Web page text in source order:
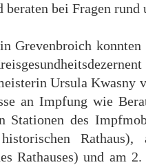
bei Fragen rund
Grevenbroich konnten
Ursula Kwasny
an Impfung wie
Stationen des
Rathauses) und am